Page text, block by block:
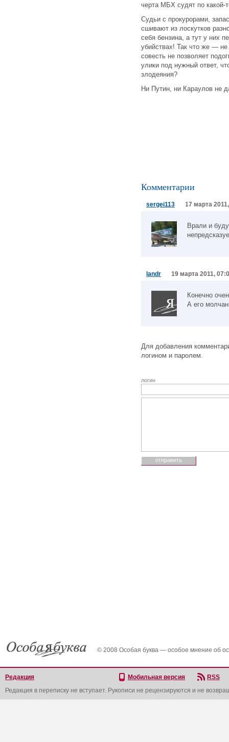
черта МБХ судят по какой-
Судьи с прокурорами,
сшивают из лоскутков
себя бензина, а тут у них
убийствах! Так что же —
совесть не позволяет
улики под нужный ответ,
злодеяния?
Ни Путин, ни Караулов не
Комментарии
sergei113 17 марта
Врали и
landr 19 марта 2011,
Конечно
А его
Для добавления
логином и паролем.
логин
© 2008 Особая буква — особое мнение об
Редакция Мобильная версия
RSS
Редакция в переписку не вступает. Рукописи не рецензируются и не